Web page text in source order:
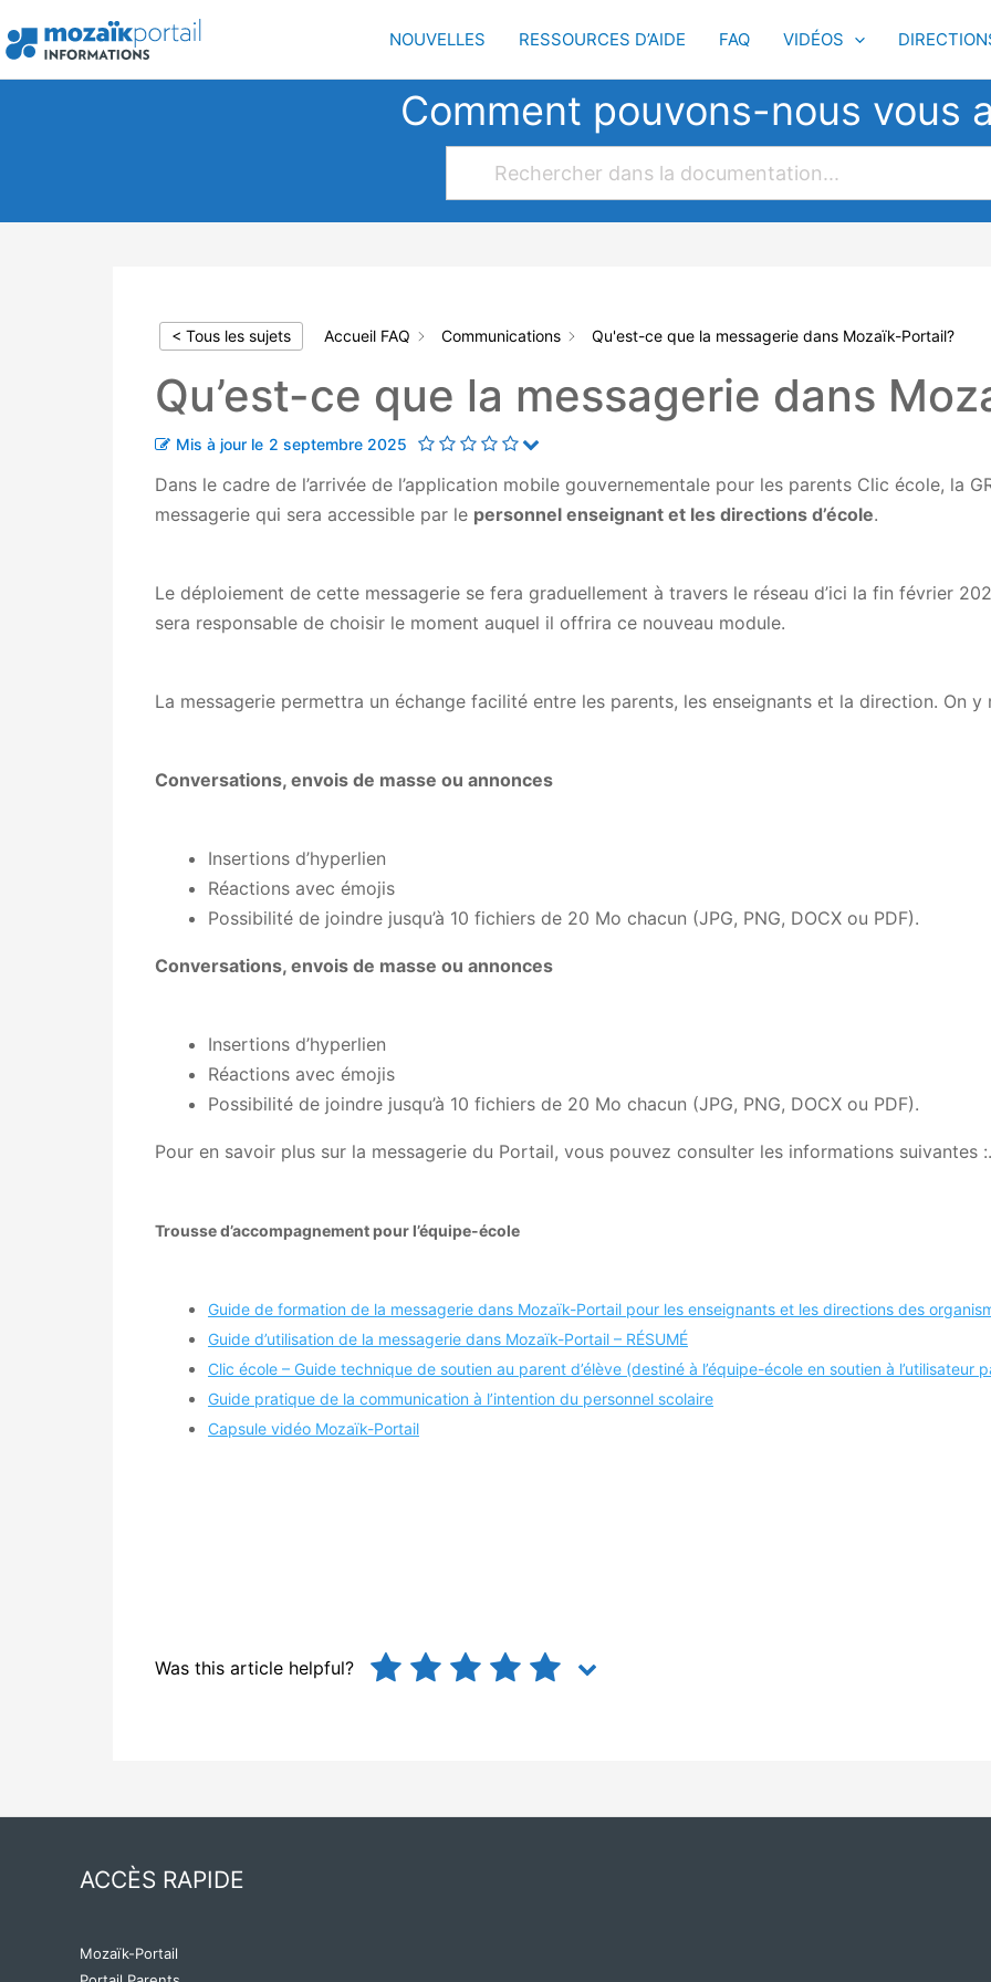
au
contenu
NOUVELLES RESSOURCES D’AIDE FAQ VIDÉOS
Comment pouvons-nous vous
< Tous les sujets Accueil FAQ Communications Qu'est-ce que la messagerie dans Mozaïk-Portail?
Qu’est-ce que la messagerie dans
Mis à jour le 2 septembre 2025
Dans le cadre de l’arrivée de l’application mobile gouvernementale pour les parents Clic école, la
messagerie qui sera accessible par le personnel enseignant et les directions d’école.
Le déploiement de cette messagerie se fera graduellement à travers le réseau d’ici la fin février
sera responsable de choisir le moment auquel il offrira ce nouveau module.
La messagerie permettra un échange facilité entre les parents, les enseignants et la direction. On y
Conversations, envois de masse ou annonces
Insertions d’hyperlien
Réactions avec émojis
Possibilité de joindre jusqu’à 10 fichiers de 20 Mo chacun (JPG, PNG, DOCX ou PDF).
Conversations, envois de masse ou annonces
Insertions d’hyperlien
Réactions avec émojis
Possibilité de joindre jusqu’à 10 fichiers de 20 Mo chacun (JPG, PNG, DOCX ou PDF).
Pour en savoir plus sur la messagerie du Portail, vous pouvez consulter les informations suivantes :.
Trousse d’accompagnement pour l’équipe-école
Guide de formation de la messagerie dans Mozaïk-Portail pour les enseignants et les directions des
Guide d’utilisation de la messagerie dans Mozaïk-Portail – RÉSUMÉ
Clic école – Guide technique de soutien au parent d’élève (destiné à l’équipe-école en soutien à l’utilisateur
Guide pratique de la communication à l’intention du personnel scolaire
Capsule vidéo Mozaïk-Portail
Was this article helpful?
ACCÈS RAPIDE
Mozaïk-Portail